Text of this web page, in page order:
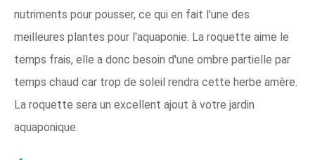
nutriments pour pousser, ce qui en fait l'une des
meilleures plantes pour l'aquaponie. La roquette aime le
temps frais, elle a donc besoin d'une ombre partielle par
temps chaud car trop de soleil rendra cette herbe amère.
La roquette sera un excellent ajout à votre jardin
aquaponique.